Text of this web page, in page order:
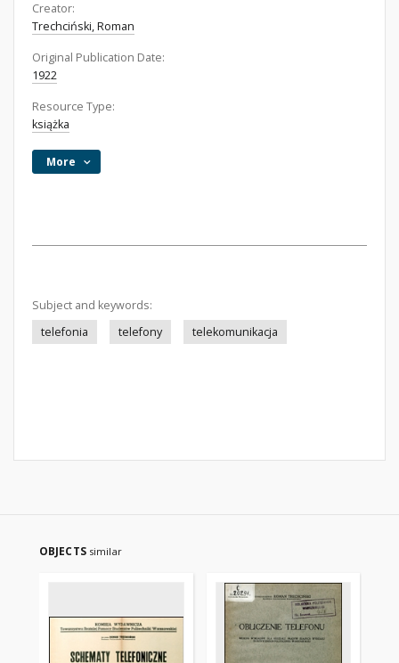
Creator:
Trechciński, Roman
Original Publication Date:
1922
Resource Type:
książka
More
Subject and keywords:
telefonia
telefony telekomunikacja
OBJECTS similar